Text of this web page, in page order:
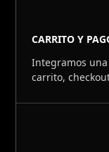
CARRITO Y
Integramos
carrito,